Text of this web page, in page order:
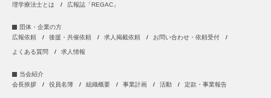
理学療法士とは
広報誌「REGAC」
団体・企業の方
広報依頼
後援・共催依頼 求人掲載依頼 お問い合わせ・依頼受付
よくある質問 求人情報
当会紹介
会長挨拶
役員名簿 組織概要 事業計画 活動 定款・事業報告